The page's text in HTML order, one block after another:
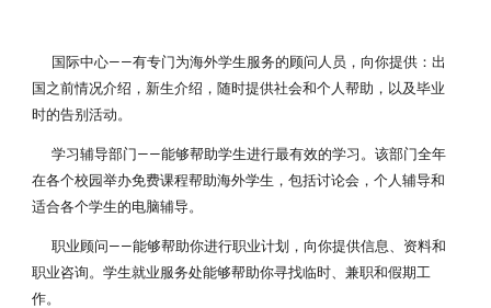
国际中心——有专门为海外学生服务的顾问人员，向你提供：出
国之前情况介绍，新生介绍，随时提供社会和个人帮助，以及毕业
时的告别活动。
学习辅导部门——能够帮助学生进行最有效的学习。该部门全年
在各个校园举办免费课程帮助海外学生，包括讨论会，个人辅导和
适合各个学生的电脑辅导。
职业顾问——能够帮助你进行职业计划，向你提供信息、资料和
职业咨询。学生就业服务处能够帮助你寻找临时、兼职和假期工
作。